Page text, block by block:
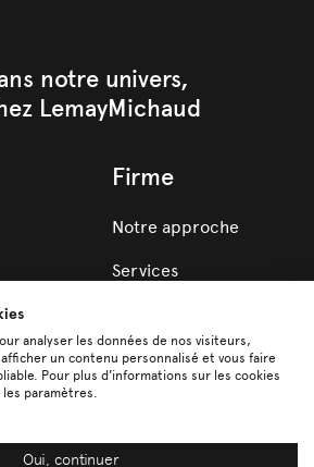
notre univers,
LemayMichaud
Firme
Notre approche
Services
analyser les données de nos visiteurs,
un contenu personnalisé et vous faire
Pour plus d'informations sur les cookies
paramètres.
Oui, continuer